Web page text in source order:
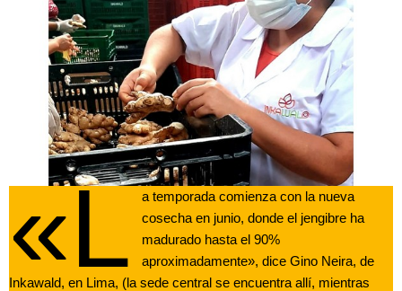
«L
a temporada comienza con la nueva
cosecha en junio, donde el jengibre ha
madurado hasta el 90%
aproximadamente», dice Gino Neira, de
Inkawald, en Lima, (la sede central se encuentra allí, mientras